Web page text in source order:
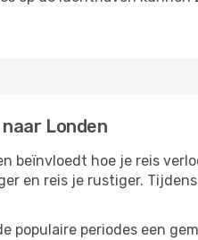
Londen
beïnvloedt hoe je reis
en reis je rustiger.
periodes een